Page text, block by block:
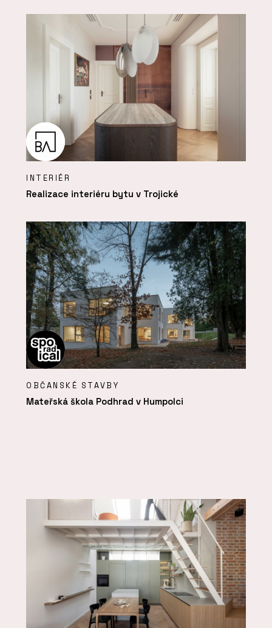
INTERIÉR
Realizace interiéru bytu v Trojické
OBČANSKÉ STAVBY
Mateřská škola Podhrad v Humpolci